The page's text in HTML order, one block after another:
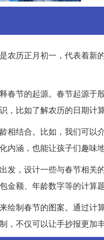
农历正月初一，代表着新
春节的起源。春节起源
，比如了解农历的日期计
相结合。比如，我们可
内涵，也能让孩子们趣味地
发，设计一些与春节相
金额、年龄数字等的计算
绘制春节的图案。通过计
，不仅可以让手抄报更加